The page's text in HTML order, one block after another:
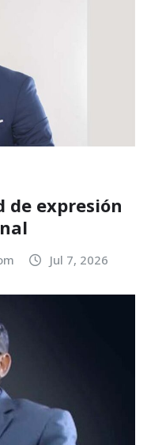
de expresión
Jul 7, 2026